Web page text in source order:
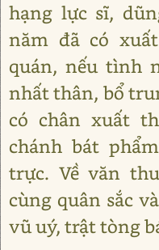
hạng lực sĩ,
năm đã có
quán, nếu tình
nhất thân, bổ
có chân xuất
chánh bát
trực. Về văn
cùng quân sắc
vũ uý, trật tòng